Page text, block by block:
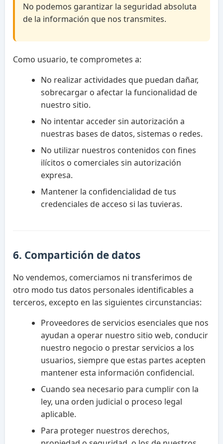
No podemos garantizar la seguridad absoluta
de la información que nos transmites.
Como usuario, te comprometes a:
No realizar actividades que puedan dañar,
sobrecargar o afectar la funcionalidad de
nuestro sitio.
No intentar acceder sin autorización a
nuestras bases de datos, sistemas o redes.
No utilizar nuestros contenidos con fines
ilícitos o comerciales sin autorización
expresa.
Mantener la confidencialidad de tus
credenciales de acceso si las tuvieras.
6. Compartición de datos
No vendemos, comerciamos ni transferimos de
otro modo tus datos personales identificables a
terceros, excepto en las siguientes circunstancias:
Proveedores de servicios esenciales que nos
ayudan a operar nuestro sitio web, conducir
nuestro negocio o prestar servicios a los
usuarios, siempre que estas partes acepten
mantener esta información confidencial.
Cuando sea necesario para cumplir con la
ley, una orden judicial o proceso legal
aplicable.
Para proteger nuestros derechos,